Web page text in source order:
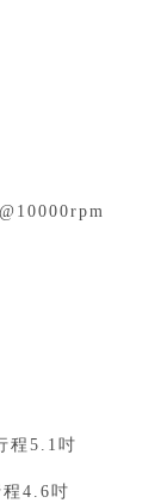
程5.1吋⁣
4.6吋⁣